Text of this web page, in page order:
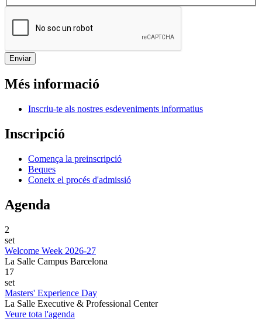
Més informació
Inscriu-te als nostres esdeveniments informatius
Inscripció
Comença la preinscripció
Beques
Coneix el procés d'admissió
Agenda
2
set
Welcome Week 2026-27
La Salle Campus Barcelona
17
set
Masters' Experience Day
La Salle Executive & Professional Center
Veure tota l'agenda